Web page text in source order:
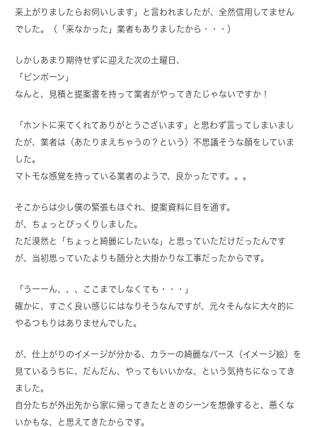
来上がりましたらお伺いします」と言われましたが、全然信用してません
でした。（「来なかった」業者もありましたから・・・）
しかしあまり期待せずに迎えた次の土曜日、
「ピンポーン」
なんと、見積と提案書を持って業者がやってきたじゃないですか！
「ホントに来てくれてありがとうございます」と思わず言ってしまいまし
たが、業者は（あたりまえちゃうの？という）不思議そうな顔をしていま
した。
マトモな感覚を持っている業者のようで、良かったです。。。
そこからは少し僕の緊張もほぐれ、提案資料に目を通す。
が、ちょっとびっくりしました。
ただ漠然と「ちょっと綺麗にしたいな」と思っていただけだったんです
が、当初思っていたよりも随分と大掛かりな工事だったからです。
「うーーん、、、ここまでしなくても・・・」
確かに、すごく良い感じにはなりそうなんですが、元々そんなに大々的に
やるつもりはありませんでした。
が、仕上がりのイメージが分かる、カラーの綺麗なパース（イメージ絵）を
見ているうちに、だんだん、やってもいいかな、という気持ちになってき
ました。
自分たちが外出先から家に帰ってきたときのシーンを想像すると、悪くな
いかもな、と思えてきたからです。